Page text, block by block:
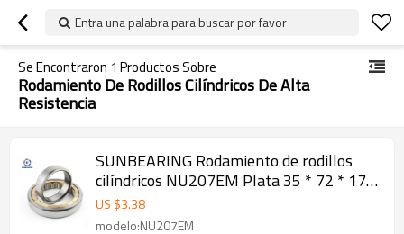
Entra una palabra para buscar por favor
Se Encontraron 1 Productos Sobre
Rodamiento De Rodillos Cilíndricos De Alta
Resistencia
SUNBEARING Rodamiento de rodillos
cilíndricos NU207EM Plata 35 * 72 * 17
mm Acero al cromo GCR15
US $3.38
modelo:NU207EM